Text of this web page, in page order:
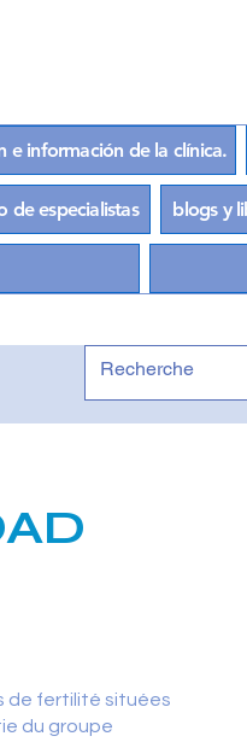
e información de la clínica.
de especialistas blogs y
de fertilité situées
du groupe